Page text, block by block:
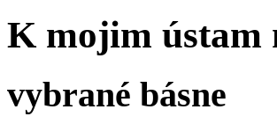
K mojim ústam
vybrané básne